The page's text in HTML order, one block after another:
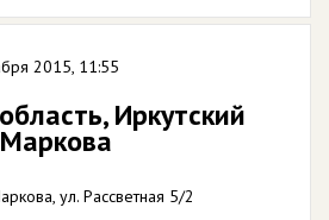
2015, 11:55
Иркутский
ул. Рассветная 5/2